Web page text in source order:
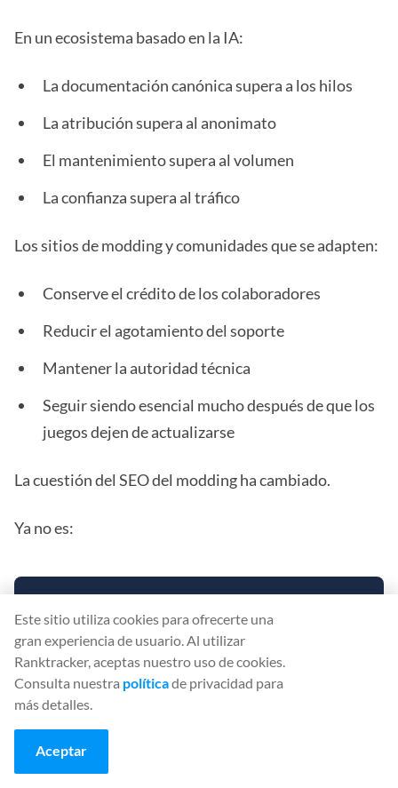
En un ecosistema basado en la IA:
La documentación canónica supera a los hilos
La atribución supera al anonimato
El mantenimiento supera al volumen
La confianza supera al tráfico
Los sitios de modding y comunidades que se adapten:
Conserve el crédito de los colaboradores
Reducir el agotamiento del soporte
Mantener la autoridad técnica
Seguir siendo esencial mucho después de que los
juegos dejen de actualizarse
La cuestión del SEO del modding ha cambiado.
Ya no es:
CONOCE RANKTRACKER
LA PLATAFORMA TODO EN UNO PARA
UN SEO EFICAZ
Detrás de todo negocio de éxito hay una sólida campaña
de SEO. Pero con las innumerables herramientas y
técnicas de optimización que existen para elegir, puede
Este sitio utiliza cookies para ofrecerte una
gran experiencia de usuario. Al utilizar
Ranktracker, aceptas nuestro uso de cookies.
Consulta nuestra políticade privacidad para
más detalles.
Aceptar